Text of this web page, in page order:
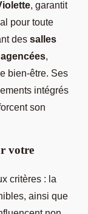
, garantit
pour toute
des salles
,
bien-être. Ses
intégrés
son
votre
critères : la
ainsi que